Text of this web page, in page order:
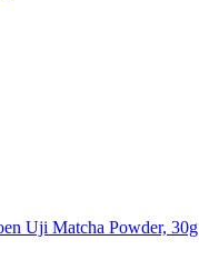
Uji Matcha Powder, 30g